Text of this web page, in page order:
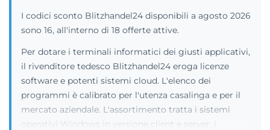
I codici sconto Blitzhandel24 disponibili a agosto 2026
sono 16, all'interno di 18 offerte attive.
Per dotare i terminali informatici dei giusti applicativi,
il rivenditore tedesco Blitzhandel24 eroga licenze
software e potenti sistemi cloud. L'elenco dei
programmi è calibrato per l'utenza casalinga e per il
mercato aziendale. L'assortimento tratta i sistemi
operativi Windows in versione client e server, i